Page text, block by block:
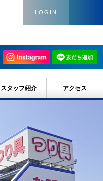
LOGIN
スタッフ紹介 アクセス